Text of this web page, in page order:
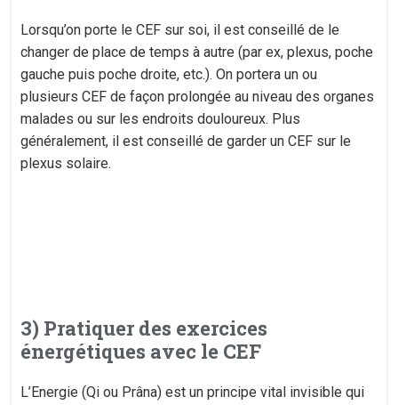
Lorsqu’on porte le CEF sur soi, il est conseillé de le
changer de place de temps à autre (par ex, plexus, poche
gauche puis poche droite, etc.). On portera un ou
plusieurs CEF de façon prolongée au niveau des organes
malades ou sur les endroits douloureux. Plus
généralement, il est conseillé de garder un CEF sur le
plexus solaire.
3) Pratiquer des exercices
énergétiques avec le CEF
L’Energie (Qi ou Prâna) est un principe vital invisible qui